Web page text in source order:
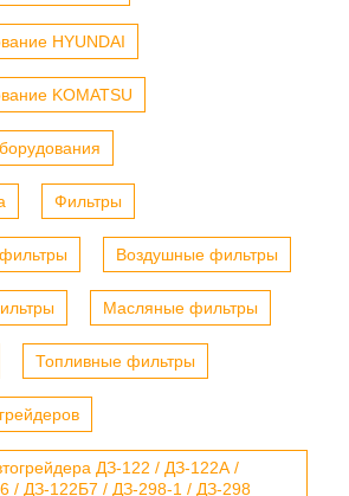
HYUNDAI
KOMATSU
Фильтры
Воздушные фильтры
Масляные фильтры
Топливные фильтры
ДЗ-122 / ДЗ-122А /
/ ДЗ-122Б7 / ДЗ-298-1 / ДЗ-298